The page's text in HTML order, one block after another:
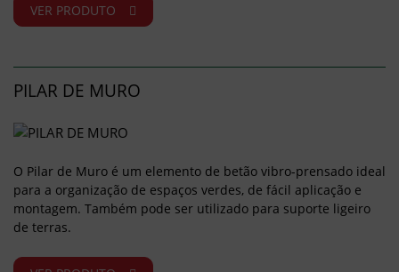
VER PRODUTO
PILAR DE MURO
O Pilar de Muro é um elemento de betão vibro-prensado ideal
para a organização de espaços verdes, de fácil aplicação e
montagem. Também pode ser utilizado para suporte ligeiro
de terras.